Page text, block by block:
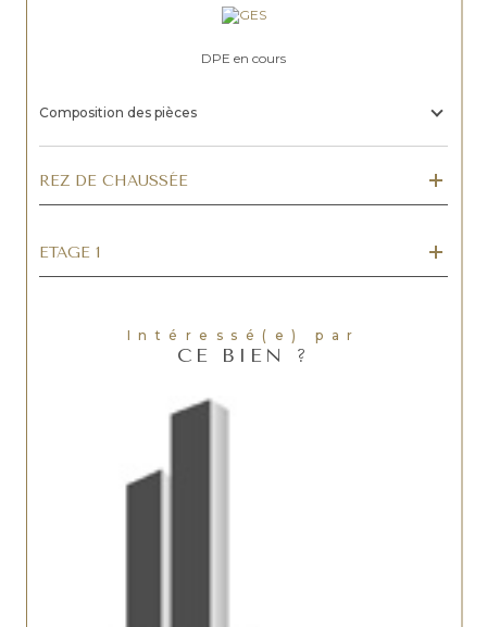
DPE en cours
Composition des pièces
REZ DE CHAUSSÉE
ETAGE 1
Intéressé(e) par
CE BIEN ?